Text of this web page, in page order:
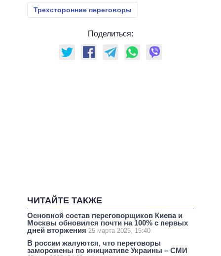
Трехсторонние переговоры
Поделиться:
ЧИТАЙТЕ ТАКЖЕ
Основной состав переговорщиков Киева и
Москвы обновился почти на 100% с первых
дней вторжения 25 марта 2025, 15:40
В россии жалуются, что переговоры
заморожены по инициативе Украины – СМИ